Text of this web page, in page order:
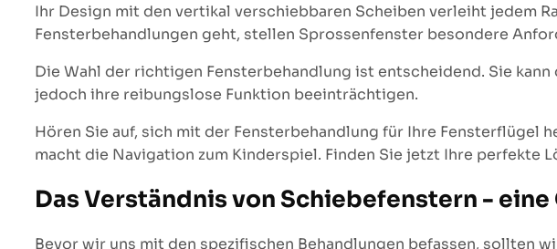
Ihr Design mit den vertikal verschiebbaren Scheiben verleiht jedem
Fensterbehandlungen geht, stellen Sprossenfenster besondere
Die Wahl der richtigen Fensterbehandlung ist entscheidend. Sie
jedoch ihre reibungslose Funktion beeinträchtigen.
Hören Sie auf, sich mit der Fensterbehandlung für Ihre Fensterflügel
macht die Navigation zum Kinderspiel. Finden Sie jetzt Ihre perfekte
Das Verständnis von Schiebefenstern -
Bevor wir uns mit den spezifischen Behandlungen befassen, sollten